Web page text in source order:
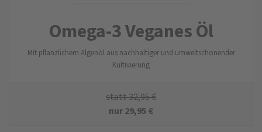
Omega-3 Veganes Öl
Mit pflanzlichem Algenöl aus nachhaltiger und umweltschonender
Kultivierung
statt32,95€
nur29,95 €